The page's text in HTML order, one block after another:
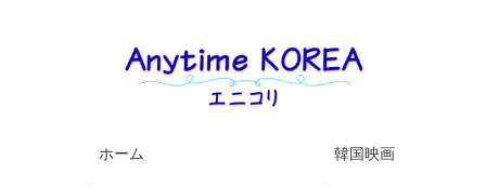
ホーム 韓国映画